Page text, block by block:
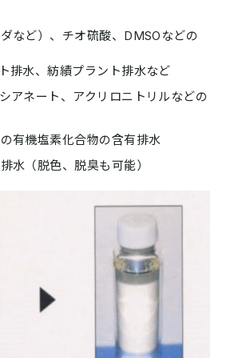
など）、チオ硫酸、DMSOなどの
排水、紡績プラント排水など
アネート、アクリロニトリルなどの
有機塩素化合物の含有排水
水（脱色、脱臭も可能）